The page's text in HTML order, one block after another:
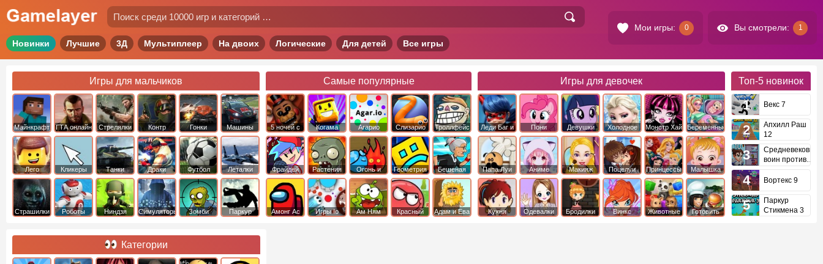
Мои игры: 0 Вы смотрели: 1
Новинки Лучшие 3Д Мультиплеер На двоих Логические Для детей Все игры
Игры для мальчиков
Майнкрафт ГТА онлайн Стрелялки
Контр
Страйк
Гонки Машины
Лего Кликеры Танки Драки Футбол Леталки
Страшилки Роботы Ниндзя Симуляторы Зомби Паркур
Самые популярные
5 ночей с
фредди
Когама Агарио Слизарио
Троллфейс
квест
Фрайдей
Найт
Фанкин
Растения
против
Зомби
Огонь и
Вода
Геометрия
Даш
Бешеная
бабка
сбежала из
психушки
Амонг Ас Игры Io Ам Ням
Красный
Адам и Ева
Игры для девочек
Леди Баг и
Супер Кот
Пони
Дружба это
Девушки
Эквестрии
Холодное
Сердце
Монстр Хай Беременные
Папа Луи Аниме Макияж Поцелуи
Принцессы
Диснея
Малышка
Хейзел
Кухня
Одевалки Бродилки Винкс Животные
Готовить
Топ-5 новинок
Векс 7
Апхилл Раш
12
Средневековый
воин против
Вортекс 9
Паркур
Стикмена 3
Категории